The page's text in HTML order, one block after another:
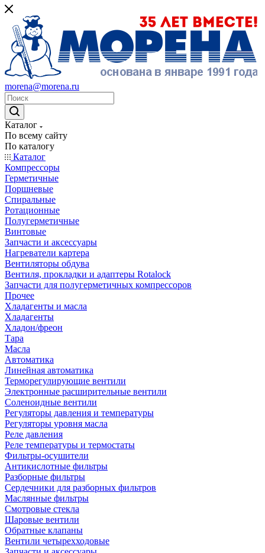
morena@morena.ru
Каталог
По всему сайту
По каталогу
Каталог
Компрессоры
Герметичные
Поршневые
Спиральные
Ротационные
Полугерметичные
Винтовые
Запчасти и аксессуары
Нагреватели картера
Вентиляторы обдува
Вентиля, прокладки и адаптеры Rotalock
Запчасти для полугерметичных компрессоров
Прочее
Хладагенты и масла
Хладагенты
Хладон/фреон
Тара
Масла
Автоматика
Линейная автоматика
Терморегулирующие вентили
Электронные расширительные вентили
Соленоидные вентили
Регуляторы давления и температуры
Регуляторы уровня масла
Реле давления
Реле температуры и термостаты
Фильтры-осушители
Антикислотные фильтры
Разборные фильтры
Сердечники для разборных фильтров
Маслянные фильтры
Смотровые стекла
Шаровые вентили
Обратные клапаны
Вентили четырехходовые